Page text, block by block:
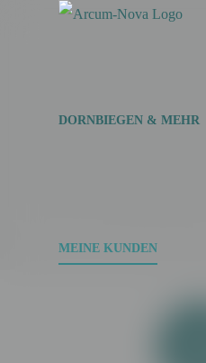
DORNBIEGEN & MEHR
MEINE KUNDEN